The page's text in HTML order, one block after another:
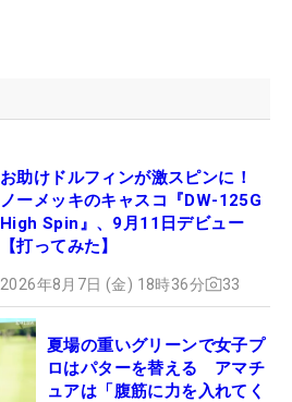
お助けドルフィンが激スピンに！
ノーメッキのキャスコ『DW-125G
High Spin』、9月11日デビュー
【打ってみた】
2026年8月7日 (金) 18時36分 33
夏場の重いグリーンで女子プ
ロはパターを替える アマチ
ュアは「腹筋に力を入れてく